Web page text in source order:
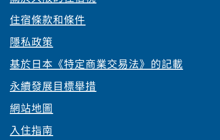
住宿條款和條件
隱私政策
基於日本《特定商業交易法》的記載
永續發展目標舉措
網站地圖
入住指南